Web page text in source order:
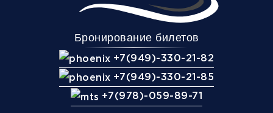
Телевизор Комфорт
Wi-Fi
Дополнительный багаж - 400Р
Бронирование билетов
+7(949)-330-21-82
+7(949)-330-21-85
+7(978)-059-89-71